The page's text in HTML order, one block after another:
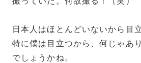
日本人はほとんどいないから目立
特に僕は目立つから、何じゃあ
でしょうかね。